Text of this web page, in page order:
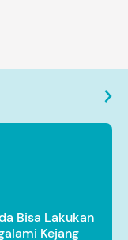
Bisa Lakukan
Kejang